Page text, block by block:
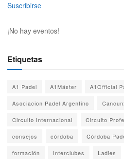
Suscribirse
¡No hay eventos!
Etiquetas
A1 Padel A1Máster A1Official
Asociacion Padel Argentino
Circuito Internacional Circuito
consejos córdoba Córdoba
formación Interclubes Ladies